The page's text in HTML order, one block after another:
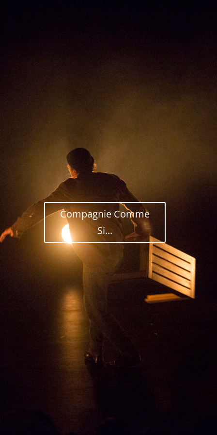
Compagnie Comme
Si...